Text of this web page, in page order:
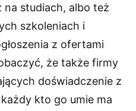
na studiach, albo też
szkoleniach i
z ofertami
że także firmy
doświadczenie z
kto go umie ma